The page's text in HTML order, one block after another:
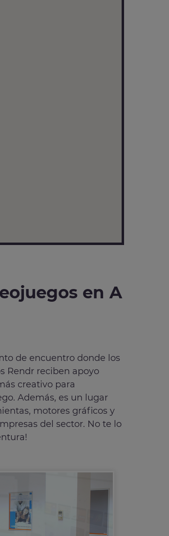
en A
de encuentro donde los
Rendr reciben apoyo
creativo para
Además, es un lugar
motores gráficos y
del sector. No te lo